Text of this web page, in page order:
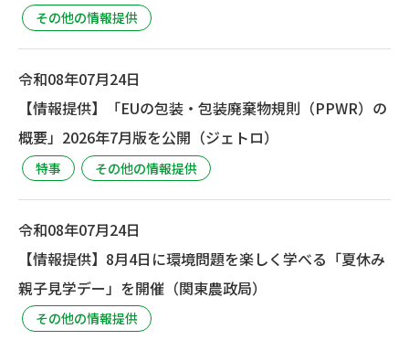
その他の情報提供
令和08年07月24日
【情報提供】「EUの包装・包装廃棄物規則（PPWR）の
概要」2026年7月版を公開（ジェトロ）
特事 その他の情報提供
令和08年07月24日
【情報提供】8月4日に環境問題を楽しく学べる「夏休み
親子見学デー」を開催（関東農政局）
その他の情報提供